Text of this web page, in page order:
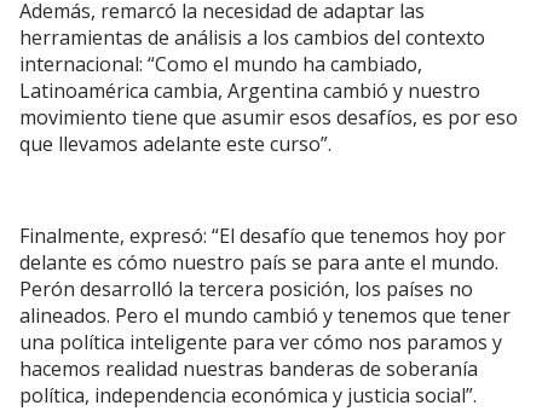
Además, remarcó la necesidad de adaptar las
herramientas de análisis a los cambios del contexto
internacional: “Como el mundo ha cambiado,
Latinoamérica cambia, Argentina cambió y nuestro
movimiento tiene que asumir esos desafíos, es por eso
que llevamos adelante este curso”.
Finalmente, expresó: “El desafío que tenemos hoy por
delante es cómo nuestro país se para ante el mundo.
Perón desarrolló la tercera posición, los países no
alineados. Pero el mundo cambió y tenemos que tener
una política inteligente para ver cómo nos paramos y
hacemos realidad nuestras banderas de soberanía
política, independencia económica y justicia social”.